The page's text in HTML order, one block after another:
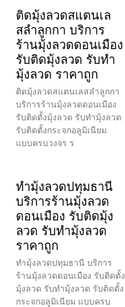
ติดมุ้งลวดสแตนเล
สลำลูกกา บริการ
ร้านมุ้งลวดดอนเมือง
รับติดมุ้งลวด รับทำ
มุ้งลวด ราคาถูก
ติดมุ้งลวดสแตนเลสลำลูกกา
บริการร้านมุ้งลวดดอนเมือง
รับติดตั้งมุ้งลวด รับทำมุ้งลวด
รับติดตั้งกระจกอลูมิเนียม
แบบครบวงจร ร
ทำมุ้งลวดปทุมธานี
บริการร้านมุ้งลวด
ดอนเมือง รับติดมุ้ง
ลวด รับทำมุ้งลวด
ราคาถูก
ทำมุ้งลวดปทุมธานี บริการ
ร้านมุ้งลวดดอนเมือง รับติดตั้ง
มุ้งลวด รับทำมุ้งลวด รับติดตั้ง
กระจกอลูมิเนียม แบบครบ